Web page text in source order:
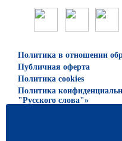
Политика в отношении
Публичная оферта
Политика cookies
Политика
"Русского слова"»